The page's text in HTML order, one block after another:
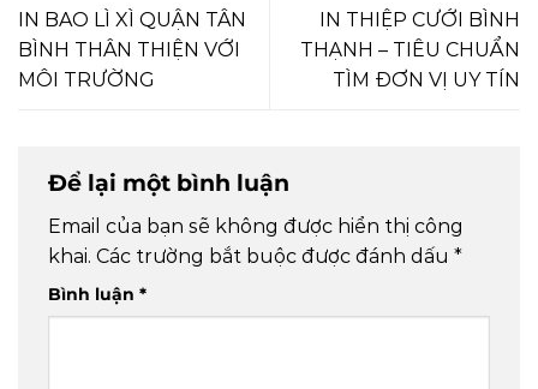
IN BAO LÌ XÌ QUẬN TÂN
BÌNH THÂN THIỆN VỚI
MÔI TRƯỜNG
IN THIỆP CƯỚI BÌNH
THẠNH – TIÊU CHUẨN
TÌM ĐƠN VỊ UY TÍN
Để lại một bình luận
Email của bạn sẽ không được hiển thị công
khai. Các trường bắt buộc được đánh dấu *
Bình luận *